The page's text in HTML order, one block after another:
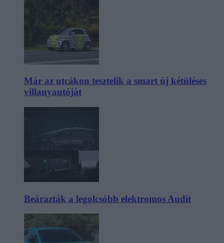
Már az utcákon tesztelik a smart új kétüléses
villanyautóját
Beárazták a legolcsóbb elektromos Audit